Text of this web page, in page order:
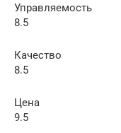
Управляемость
8.5
Качество
8.5
Цена
9.5